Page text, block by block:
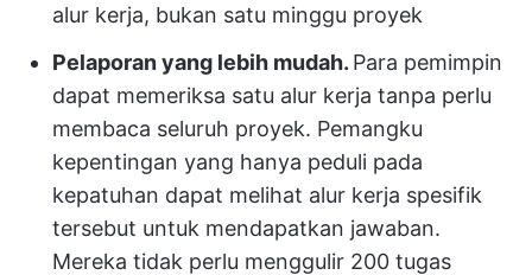
alur kerja, bukan satu minggu proyek
Pelaporan yang lebih mudah. Para pemimpin
dapat memeriksa satu alur kerja tanpa perlu
membaca seluruh proyek. Pemangku
kepentingan yang hanya peduli pada
kepatuhan dapat melihat alur kerja spesifik
tersebut untuk mendapatkan jawaban.
Mereka tidak perlu menggulir 200 tugas